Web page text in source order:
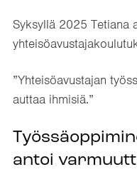
Syksyllä 2025 Tetiana
”Yhteisöavustajan
auttaa ihmisiä.”
antoi